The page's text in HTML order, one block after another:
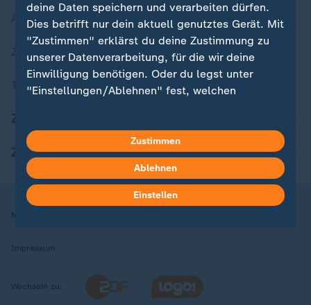
Aktuelle Sendungs-Videos
ZDFheute Stories
Themen im Überblick
ZDFheute Apps
Nutzungsbedingungen
Impressum
Wechseln zu:
deine Daten speichern und verarbeiten dürfen.
Dies betrifft nur dein aktuell genutztes Gerät. Mit
"Zustimmen" erklärst du deine Zustimmung zu
unserer Datenverarbeitung, für die wir deine
Einwilligung benötigen. Oder du legst unter
"Einstellungen/Ablehnen" fest, welchen
kannst du jederzeit mit Wirkung für die Zukunft
in deinen Einstellungen widerrufen oder ändern.
Hier findest du das Impressum.
Weitere Informationen findest du in unserer
Zustimmen
Ablehnen
Einstellen